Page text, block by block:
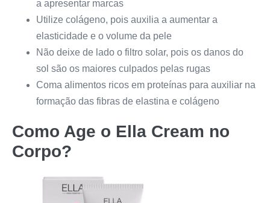
a apresentar marcas
Utilize colágeno, pois auxilia a aumentar a
elasticidade e o volume da pele
Não deixe de lado o filtro solar, pois os danos do
sol são os maiores culpados pelas rugas
Coma alimentos ricos em proteínas para auxiliar na
formação das fibras de elastina e colágeno
Como Age o Ella Cream no
Corpo?